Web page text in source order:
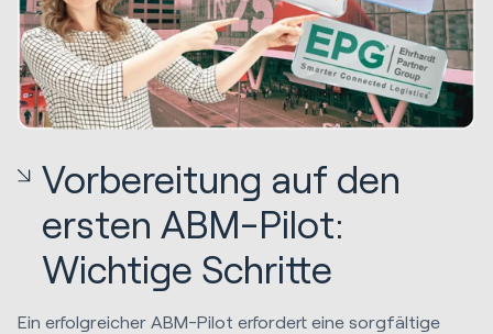
Vorbereitung auf den
ersten ABM-Pilot:
Wichtige Schritte
Ein erfolgreicher ABM-Pilot erfordert eine sorgfältige